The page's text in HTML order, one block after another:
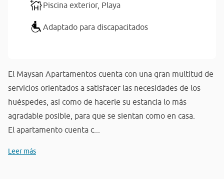
Piscina exterior, Playa
Adaptado para discapacitados
El Maysan Apartamentos cuenta con una gran multitud de
servicios orientados a satisfacer las necesidades de los
huéspedes, así como de hacerle su estancia lo más
agradable posible, para que se sientan como en casa.
El apartamento cuenta c...
Leer más